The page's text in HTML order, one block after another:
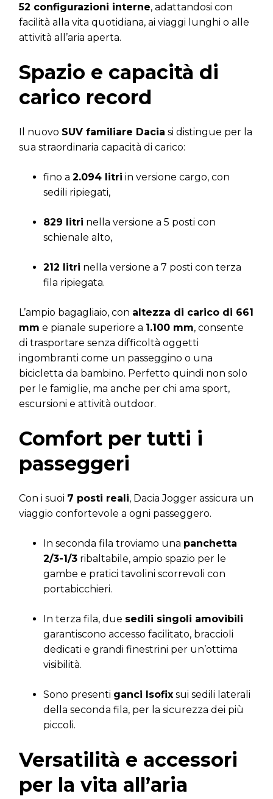
52 configurazioni interne, adattandosi con
facilità alla vita quotidiana, ai viaggi lunghi o alle
attività all’aria aperta.
Spazio e capacità di
carico record
Il nuovo SUV familiare Dacia si distingue per la
sua straordinaria capacità di carico:
fino a 2.094 litri in versione cargo, con
sedili ripiegati,
829 litri nella versione a 5 posti con
schienale alto,
212 litri nella versione a 7 posti con terza
fila ripiegata.
L’ampio bagagliaio, con altezza di carico di 661
mm e pianale superiore a 1.100 mm, consente
di trasportare senza difficoltà oggetti
ingombranti come un passeggino o una
bicicletta da bambino. Perfetto quindi non solo
per le famiglie, ma anche per chi ama sport,
escursioni e attività outdoor.
Comfort per tutti i
passeggeri
Con i suoi 7 posti reali, Dacia Jogger assicura un
viaggio confortevole a ogni passeggero.
In seconda fila troviamo una panchetta
2/3-1/3 ribaltabile, ampio spazio per le
gambe e pratici tavolini scorrevoli con
portabicchieri.
In terza fila, due sedili singoli amovibili
garantiscono accesso facilitato, braccioli
dedicati e grandi finestrini per un’ottima
visibilità.
Sono presenti ganci Isofix sui sedili laterali
della seconda fila, per la sicurezza dei più
piccoli.
Versatilità e accessori
per la vita all’aria